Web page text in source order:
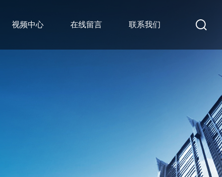
视频中心 在线留言 联系我们